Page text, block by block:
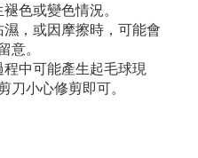
色或變色情況。
，或因摩擦時，可能會
意。
中可能產生起毛球現
刀小心修剪即可。